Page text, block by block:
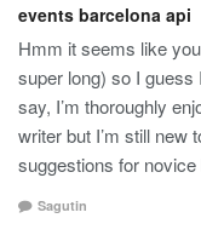
events barcelona api
Hmm it seems like
super long) so I guess
say, I’m thoroughly
writer but I’m still new
suggestions for novice
Sagutin